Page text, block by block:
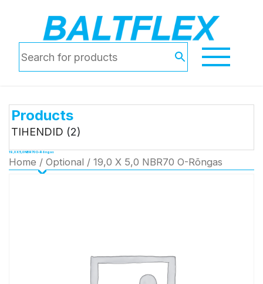
Products
TIHENDID (2)
19,0 X 5,0 NBR70 O-Rõngas
Home / Optional / 19,0 X 5,0 NBR70 O-Rõngas